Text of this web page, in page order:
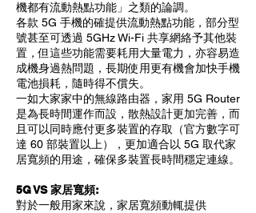
機都有流動熱點功能」之類的論調。
各款 5G 手機的確提供流動熱點功能，部分型
號甚至可透過 5GHz Wi-Fi 共享網絡予其他裝
置，但這些功能需要耗用大量電力，亦容易造
成機身過熱問題，長期使用更有機會加快手機
電池損耗，隨時得不償失。
一如大家家中的無線路由器，家用 5G Router
是為長時間運作而設，散熱設計更加完善，而
且可以同時應付更多裝置的存取（官方數字可
達 60 部裝置以上），更加適合以 5G 取代家
居寬頻的用途，確保多裝置長時間穩定連線。
5G VS 家居寬頻:
對於一般用家來說，家居寬頻動輒提供